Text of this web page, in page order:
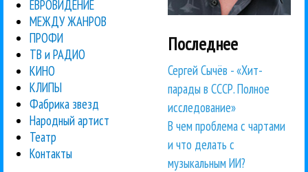
ЕВРОВИДЕНИЕ
МЕЖДУ ЖАНРОВ
ПРОФИ
ТВ и РАДИО
КИНО
КЛИПЫ
Фабрика звезд
Народный артист
Театр
Контакты
Последнее
Сергей Сычёв - «Хит-
парады в СССР. Полное
исследование»
В чем проблема с чартами
и что делать с
музыкальным ИИ?